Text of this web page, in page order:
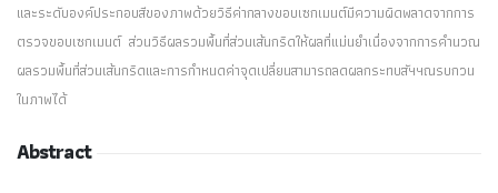
และระดับองค์ประกอบสีของภาพด้วยวิธีค่ากลางขอบเซกเมนต์มีความผิดพลาดจากการ
ตรวจขอบเซกเมนต์ ส่วนวิธีผลรวมพื้นที่ส่วนเส้นกริดให้ผลที่แม่นยำเนื่องจากการคำนวณ
ผลรวมพื้นที่ส่วนเส้นกริดและการกำหนดค่าจุดเปลี่ยนสามารถลดผลกระทบสัฯฯณรบกวน
ในภาพได้
Abstract